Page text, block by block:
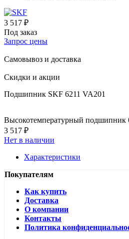
3 517 ₽
Под заказ
Запрос цены
Самовывоз и доставка
Скидки и акции
Подшипник SKF 6211 VA201
Высокотемпературный подшипник
3 517 ₽
Нет в наличии
Характеристики
Покупателям
Как купить
Доставка
О компании
Контакты
Политика